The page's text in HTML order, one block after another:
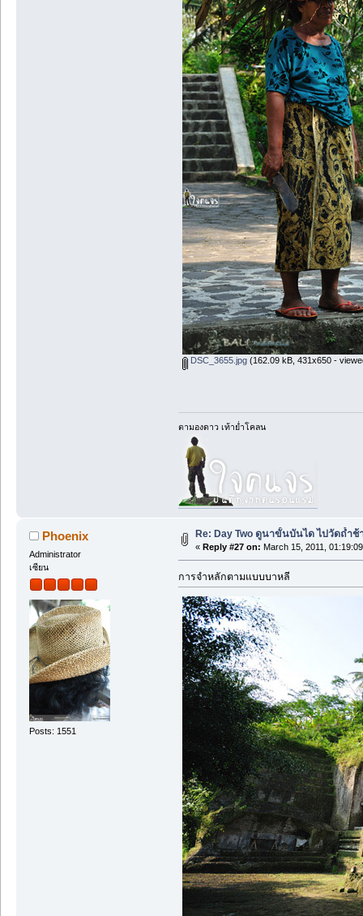
DSC_3655.jpg(162.09 kB, 431x650 -
ตามองดาว เท้าย่ำโคลน
Phoenix
Administrator
เซียน
Posts: 1551
Re: Day Two ดูนาขั้นบันได ไปวัดถ้ำ
« Reply #27 on: March 15, 2011,
การจำหลักตามแบบบาหลี